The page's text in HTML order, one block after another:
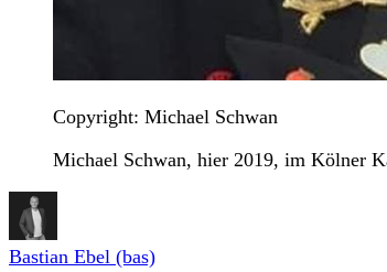
Copyright: Michael Schwan
Michael Schwan, hier 2019, im Kölner
Bastian Ebel (bas)